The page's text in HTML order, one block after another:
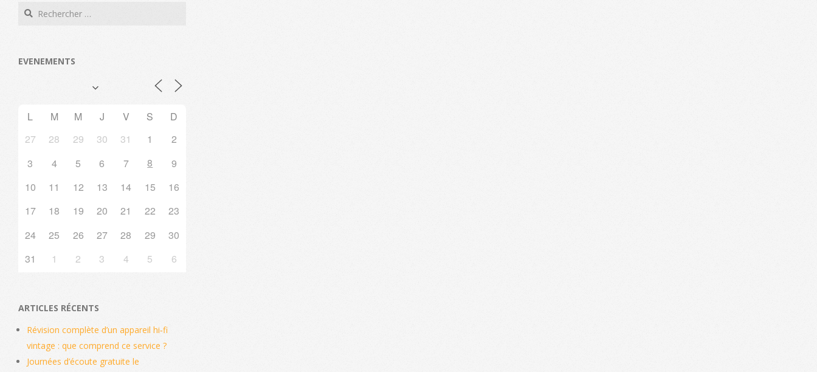
Search
EVENEMENTS
L M M J V S
D
27
28 29 30 31 1
2
3
4 5 6 7 8
9
10
11 12 13 14 15
16
17
18 19 20 21 22
23
24
25 26 27 28 29
30
31
1 2 3 4 5 6
ARTICLES RÉCENTS
Révision complète d’un appareil hi‑fi
vintage : que comprend ce service ?
Journées d’écoute gratuite le